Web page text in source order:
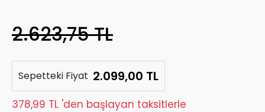
2.623,75 TL
Sepetteki Fiyat 2.099,00 TL
378,99 TL 'den başlayan taksitlerle